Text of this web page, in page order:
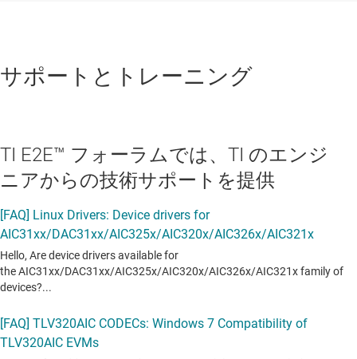
サポートとトレーニング
TI E2E™ フォーラムでは、TI のエンジ
ニアからの技術サポートを提供